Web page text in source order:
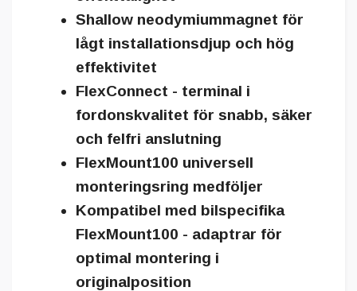
Shallow neodymiummagnet för
lågt installationsdjup och hög
effektivitet
FlexConnect - terminal i
fordonskvalitet för snabb, säker
och felfri anslutning
FlexMount100 universell
monteringsring medföljer
Kompatibel med bilspecifika
FlexMount100 - adaptrar för
optimal montering i
originalposition